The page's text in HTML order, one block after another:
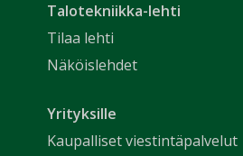
Talotekniikka-lehti
Tilaa lehti
Näköislehdet
Yrityksille
Kaupalliset viestintäpalvelut